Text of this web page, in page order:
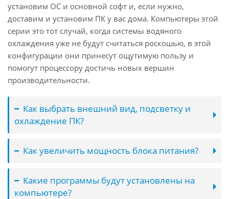
установим ОС и основной софт и, если нужно,
доставим и установим ПК у вас дома. Компьютеры этой
серии это тот случай, когда системы водяного
охлаждения уже не будут считаться роскошью, в этой
конфигурации они принесут ощутимую пользу и
помогут процессору достичь новых вершин
производительности.
Как выбрать внешний вид, подсветку и
охлаждение ПК?
Как увеличить мощность блока питания?
Какие программы будут установлены на
компьютере?